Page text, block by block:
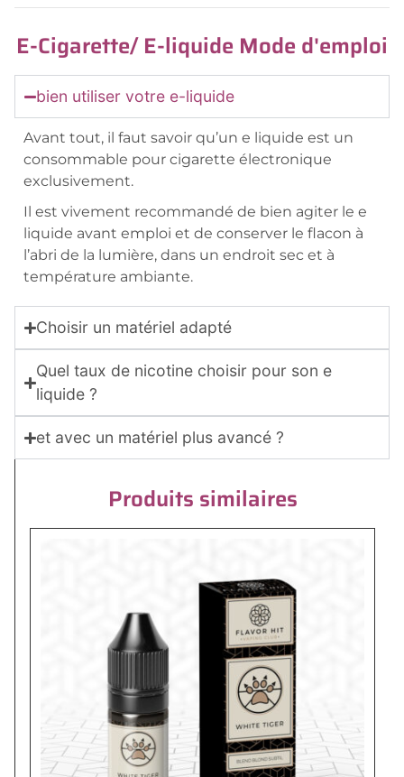
E-Cigarette/ E-liquide Mode d'emploi
bien utiliser votre e-liquide
Avant tout, il faut savoir qu’un e liquide est un
consommable pour cigarette électronique
exclusivement.
Il est vivement recommandé de bien agiter le e
liquide avant emploi et de conserver le flacon à
l’abri de la lumière, dans un endroit sec et à
température ambiante.
Choisir un matériel adapté
Quel taux de nicotine choisir pour son e
liquide ?
et avec un matériel plus avancé ?
Produits similaires